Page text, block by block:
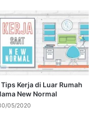
Kerja di Luar Rumah
New Normal
05/2020